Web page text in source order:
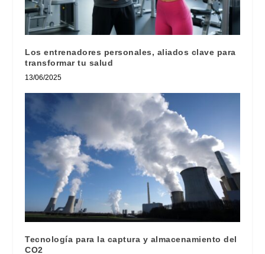
Los entrenadores personales, aliados clave para
transformar tu salud
13/06/2025
Tecnología para la captura y almacenamiento del
CO2